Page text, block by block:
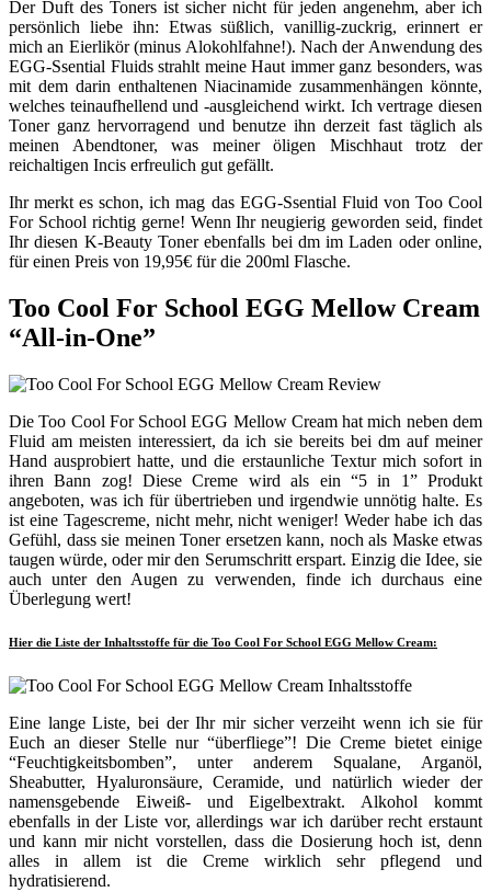
Der Duft des Toners ist sicher nicht für jeden angenehm, aber ich
persönlich liebe ihn: Etwas süßlich, vanillig-zuckrig, erinnert er
mich an Eierlikör (minus Alokohlfahne!). Nach der Anwendung des
EGG-Ssential Fluids strahlt meine Haut immer ganz besonders, was
mit dem darin enthaltenen Niacinamide zusammenhängen könnte,
welches teinaufhellend und -ausgleichend wirkt. Ich vertrage diesen
Toner ganz hervorragend und benutze ihn derzeit fast täglich als
meinen Abendtoner, was meiner öligen Mischhaut trotz der
reichaltigen Incis erfreulich gut gefällt.
Ihr merkt es schon, ich mag das EGG-Ssential Fluid von Too Cool
For School richtig gerne! Wenn Ihr neugierig geworden seid, findet
Ihr diesen K-Beauty Toner ebenfalls bei dm im Laden oder online,
für einen Preis von 19,95€ für die 200ml Flasche.
Too Cool For School EGG Mellow Cream
“All-in-One”
Die Too Cool For School EGG Mellow Cream hat mich neben dem
Fluid am meisten interessiert, da ich sie bereits bei dm auf meiner
Hand ausprobiert hatte, und die erstaunliche Textur mich sofort in
ihren Bann zog! Diese Creme wird als ein “5 in 1” Produkt
angeboten, was ich für übertrieben und irgendwie unnötig halte. Es
ist eine Tagescreme, nicht mehr, nicht weniger! Weder habe ich das
Gefühl, dass sie meinen Toner ersetzen kann, noch als Maske etwas
taugen würde, oder mir den Serumschritt erspart. Einzig die Idee, sie
auch unter den Augen zu verwenden, finde ich durchaus eine
Überlegung wert!
Hier die Liste der Inhaltsstoffe für die Too Cool For School EGG Mellow Cream:
Eine lange Liste, bei der Ihr mir sicher verzeiht wenn ich sie für
Euch an dieser Stelle nur “überfliege”! Die Creme bietet einige
“Feuchtigkeitsbomben”, unter anderem Squalane, Arganöl,
Sheabutter, Hyaluronsäure, Ceramide, und natürlich wieder der
namensgebende Eiweiß- und Eigelbextrakt. Alkohol kommt
ebenfalls in der Liste vor, allerdings war ich darüber recht erstaunt
und kann mir nicht vorstellen, dass die Dosierung hoch ist, denn
alles in allem ist die Creme wirklich sehr pflegend und
hydratisierend.